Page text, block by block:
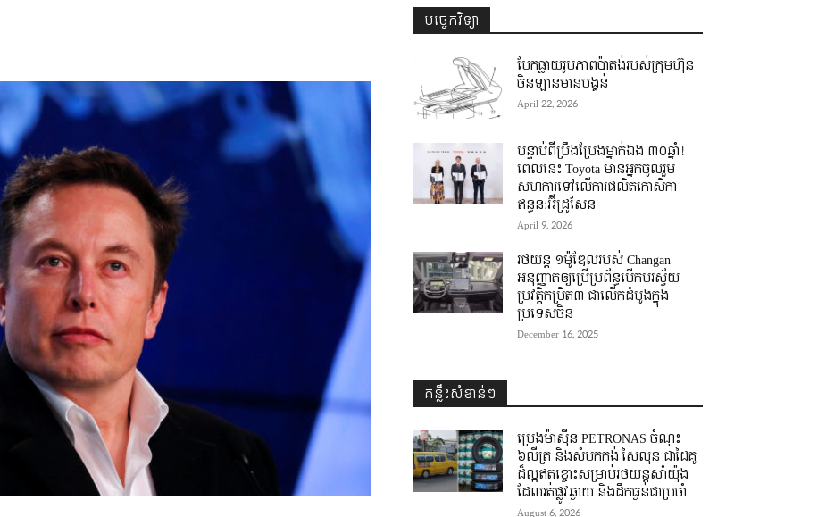
បច្ចេកវិទ្យា
បែកធ្លាយរូបភាពប៉ាតង់របស់ក្រុមហ៊ុន
ចិនឡានមានបង្គន់
April 22, 2026
បន្ទាប់ពីប្រឹងប្រែងម្នាក់ឯង ៣០ឆ្នាំ! ​
ពេលនេះ Toyota មានអ្នកចូលរួម
សហការទៅលើការផលិតកោសិកា
ឥន្ធន:អ៊ីដ្រូសែន
April 9, 2026
រថយន្ត ១ម៉ូឌែលរបស់ Changan
អនុញ្ញាតឲ្យប្រើប្រព័ន្ធបើកបរស្វ័យ
ប្រវត្តិកម្រិត៣ ជាលើកដំបូងក្នុង
ប្រទេសចិន
December 16, 2025
គន្លឹះសំខាន់ៗ
ប្រេងម៉ាស៊ីន PETRONAS ចំណុះ
៦លីត្រ និងសំបកកង់ សៃលុន ជាដៃគូ
ដ៏ល្អឥតខ្ចោះសម្រាប់រថយន្តសាំយ៉ុង
ដែលរត់ផ្លូវឆ្ងាយ និងដឹកធ្ងន់ជាប្រចាំ
August 6, 2026